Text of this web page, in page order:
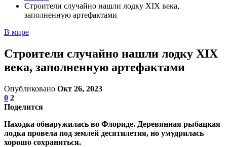
Строители случайно нашли лодку XIX века,
заполненную артефактами
В мире
Строители случайно нашли лодку XIX
века, заполненную артефактами
Опубликовано Окт 26, 2023
0 2
Поделится
Находка обнаружилась во Флориде. Деревянная рыбацкая
лодка провела под землей десятилетия, но умудрилась
хорошо сохраниться.